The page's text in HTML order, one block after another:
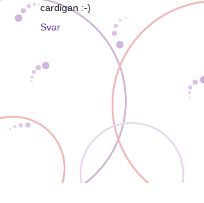
cardigan :-)
Svar